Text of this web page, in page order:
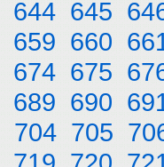
644 645
659 660
674 675
689 690
704 705